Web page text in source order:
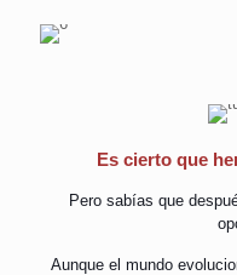
Es cierto que
Pero sabías que
Aunque el mundo